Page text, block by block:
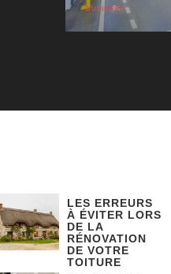
BUSINESS
LES ERREURS
À ÉVITER LORS
DE LA
RÉNOVATION
DE VOTRE
TOITURE